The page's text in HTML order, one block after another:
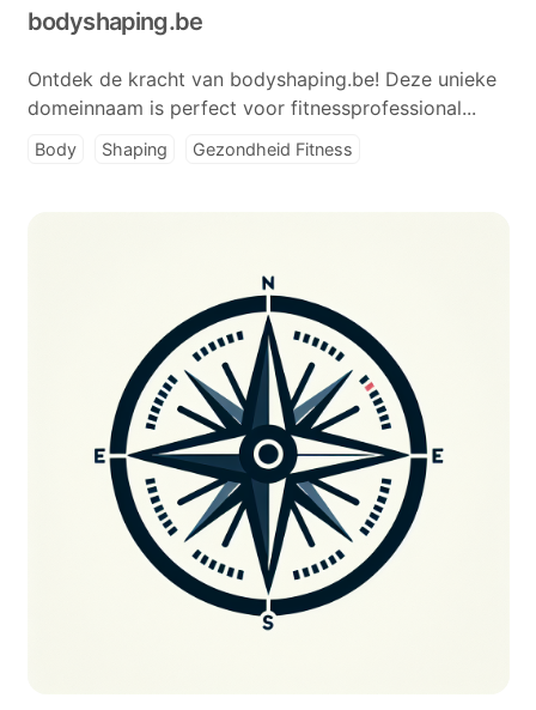
bodyshaping.be
Ontdek de kracht van bodyshaping.be! Deze unieke
domeinnaam is perfect voor fitnessprofessional...
Body Shaping Gezondheid Fitness